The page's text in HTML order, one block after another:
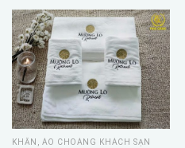
KHĂN, ÁO CHOÀNG KHÁCH SẠN